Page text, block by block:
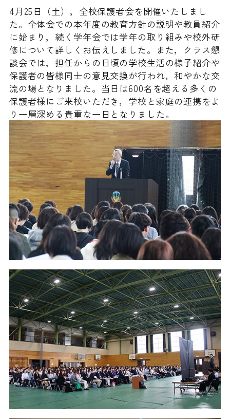
施設
アクセス
過去の入試結果
受験生向けイベント
よくある質問
過去入試問題
お知らせ
証明書等の申し込み
教育実習の申し込み
同窓会
4月25日（土），全校保護者会を開催いたしまし
た。全体会での本年度の教育方針の説明や教員紹介
に始まり，続く学年会では学年の取り組みや校外研
修について詳しくお伝えしました。また，クラス懇
談会では，担任からの日頃の学校生活の様子紹介や
保護者の皆様同士の意見交換が行われ，和やかな交
流の場となりました。当日は600名を超える多くの
保護者様にご来校いただき，学校と家庭の連携をよ
り一層深める貴重な一日となりました。